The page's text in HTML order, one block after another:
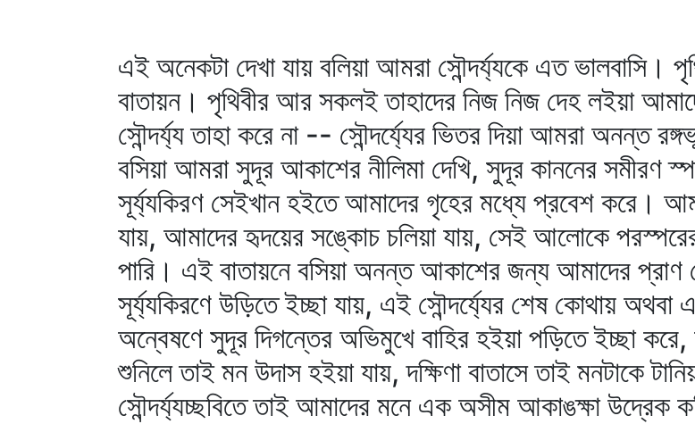
এই অনেকটা দেখা যায় বলিয়া আমরা সৌন্দর্য্যকে এত ভালবাসি।
বাতায়ন। পৃথিবীর আর সকলই তাহাদের নিজ নিজ দেহ লইয়া
সৌন্দর্য্য তাহা করে না -- সৌন্দর্য্যের ভিতর দিয়া আমরা অনন্ত
বসিয়া আমরা সুদূর আকাশের নীলিমা দেখি, সুদূর কাননের সমীরণ
সূর্য্যকিরণ সেইখান হইতে আমাদের গৃহের মধ্যে প্রবেশ করে।
যায়, আমাদের হৃদয়ের সঙ্কোচ চলিয়া যায়, সেই আলোকে
পারি। এই বাতায়নে বসিয়া অনন্ত আকাশের জন্য আমাদের প্রাণ
সূর্য্যকিরণে উড়িতে ইচ্ছা যায়, এই সৌন্দর্য্যের শেষ কোথায়
অন্বেষণে সুদূর দিগন্তের অভিমুখে বাহির হইয়া পড়িতে ইচ্ছা
শুনিলে তাই মন উদাস হইয়া যায়, দক্ষিণা বাতাসে তাই মনটাকে
সৌন্দর্য্যচ্ছবিতে তাই আমাদের মনে এক অসীম আকাঙক্ষা উদ্রেক